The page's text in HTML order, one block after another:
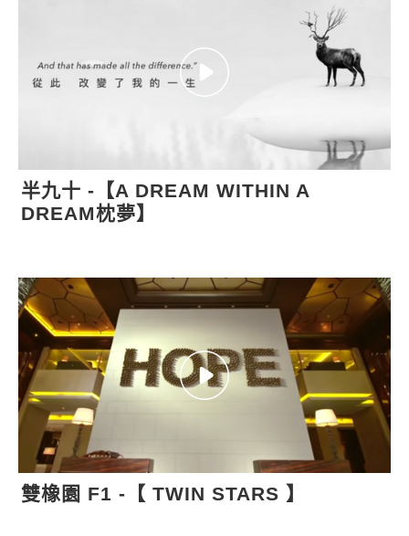
半九十 -【A DREAM WITHIN A
DREAM枕夢】
雙橡園 F1 -【 TWIN STARS 】